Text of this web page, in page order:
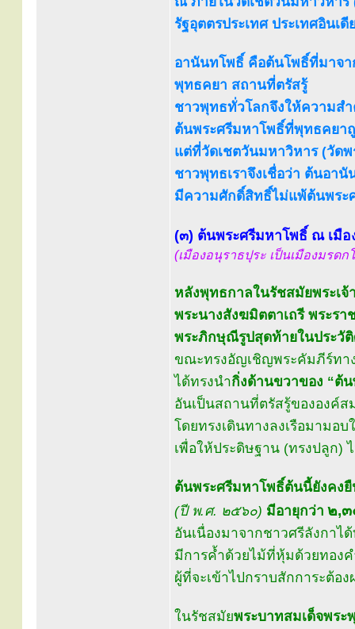
รัฐอุตตรประเทศ ประเทศอินเ
อานันทโพธิ์ คือต้นโพธิ์ที่มาจ
พุทธคยา สถานที่ตรัสรู้
ชาวพุทธทั่วโลกจึงให้ความส
ต้นพระศรีมหาโพธิ์ที่พุทธคยา
แต่ที่วัดเชตวันมหาวิหาร (วัดพ
ชาวพุทธเราจึงเชื่อว่า ต้นอานั
มีความศักดิ์สิทธิ์ไม่แพ้ต้นพระ
(๓) ต้นพระศรีมหาโพธิ์ ณ เมือ
(เมืองอนุราธปุระ เป็นเมืองมรด
หลังพุทธกาลในรัชสมัยพระเ
พระนางสังฆมิตตาเถรี พระร
พระภิกษุณีรูปสุดท้ายในประวั
ขณะทรงอัญเชิญพระคัมภีร์ทา
ได้ทรงนำกิ่งด้านขวาของ “ต้
อันเป็นสถานที่ตรัสรู้ขององค์
โดยทรงเดินทางลงเรือมามอบ
เพื่อให้ประดิษฐาน (ทรงปลูก)
ต้นพระศรีมหาโพธิ์ต้นนี้ยังคง
(ปี พ.ศ. ๒๕๖๐) มีอายุกว่า ๒,
อันเนื่องมาจากชาวศรีลังกาไ
มีการค้ำด้วยไม้ที่หุ้มด้วยทอง
ผู้ที่จะเข้าไปกราบสักการะต้อ
ในรัชสมัยพระบาทสมเด็จพร